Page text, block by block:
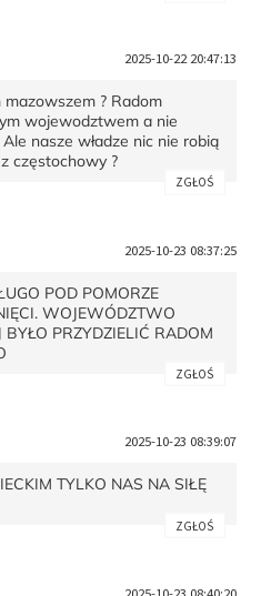
2025-10-22 20:47:13
mazowszem ? Radom
wojewodztwem a nie
nasze władze nic nie robią
częstochowy ?
ZGŁOŚ
2025-10-23 08:37:25
POD POMORZE
WOJEWÓDZTWO
BYŁO PRZYDZIELIĆ RADOM
ZGŁOŚ
2025-10-23 08:39:07
TYLKO NAS NA SIŁĘ
ZGŁOŚ